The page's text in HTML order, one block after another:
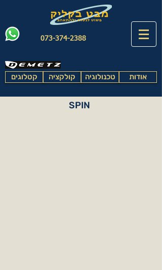
073-374-2388
קטלוגים קולקציה טכנולוגיה אודות
SPIN